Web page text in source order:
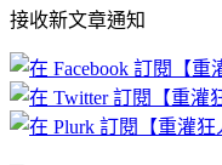
文
章
分
類
接收新文章通知